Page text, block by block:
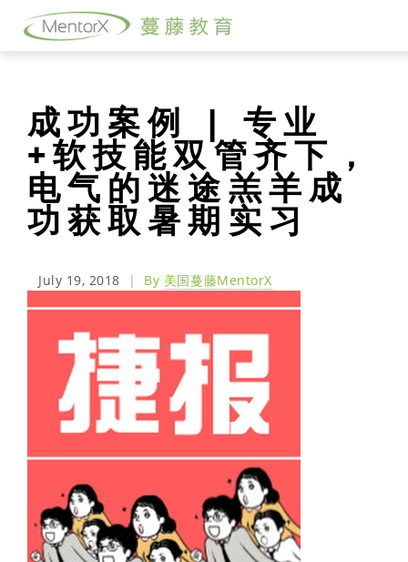
成功案例 | 专业
+软技能双管齐下，
电气的迷途羔羊成
功获取暑期实习
July 19, 2018 | By 美国蔓藤MentorX